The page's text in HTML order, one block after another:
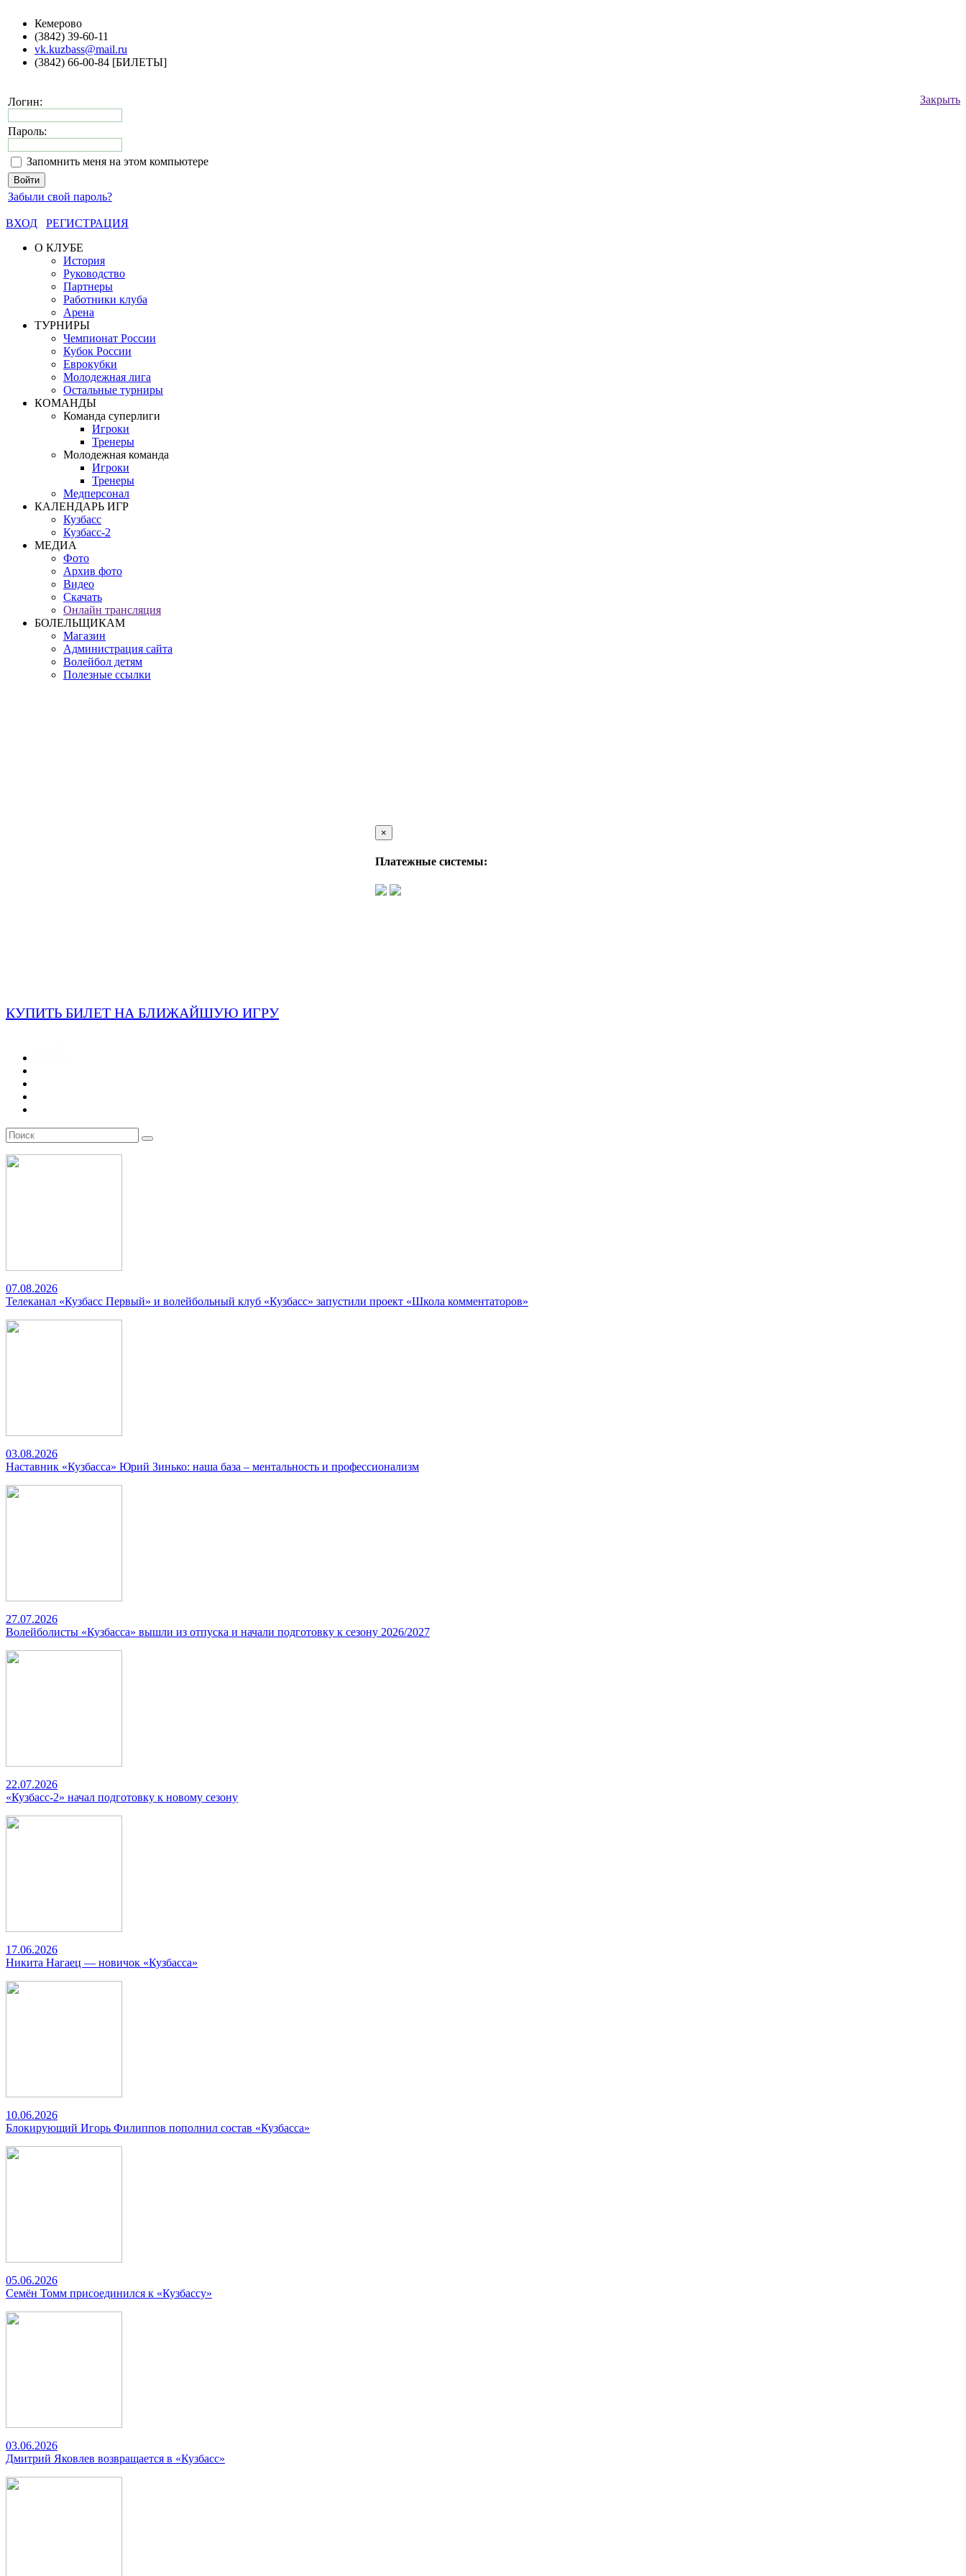
Кемерово
(3842) 39-60-11
vk.kuzbass@mail.ru
(3842) 66-00-84 [БИЛЕТЫ]
Закрыть
Логин:
Пароль:
Запомнить меня на этом компьютере
Забыли свой пароль?
ВХОД
РЕГИСТРАЦИЯ
О КЛУБЕ
История
Руководство
Партнеры
Работники клуба
Арена
ТУРНИРЫ
Чемпионат России
Кубок России
Еврокубки
Молодежная лига
Остальные турниры
КОМАНДЫ
Команда суперлиги
Игроки
Тренеры
Молодежная команда
Игроки
Тренеры
Медперсонал
КАЛЕНДАРЬ ИГР
Кузбасс
Кузбасс-2
МЕДИА
Фото
Архив фото
Видео
Скачать
Онлайн трансляция
БОЛЕЛЬЩИКАМ
Магазин
Администрация сайта
Волейбол детям
Полезные ссылки
×
Платежные системы:
КУПИТЬ БИЛЕТ НА БЛИЖАЙШУЮ ИГРУ
07.08.2026
Телеканал «Кузбасс Первый» и волейбольный клуб «Кузбасс» запустили проект «Школа комментаторов»
03.08.2026
Наставник «Кузбасса» Юрий Зинько: наша база – ментальность и профессионализм
27.07.2026
Волейболисты «Кузбасса» вышли из отпуска и начали подготовку к сезону 2026/2027
22.07.2026
«Кузбасс-2» начал подготовку к новому сезону
17.06.2026
Никита Нагаец — новичок «Кузбасса»
10.06.2026
Блокирующий Игорь Филиппов пополнил состав «Кузбасса»
05.06.2026
Семён Томм присоединился к «Кузбассу»
03.06.2026
Дмитрий Яковлев возвращается в «Кузбасс»